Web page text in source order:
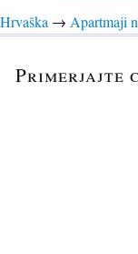
Hrvaška → Apartmaji
Primerjajte